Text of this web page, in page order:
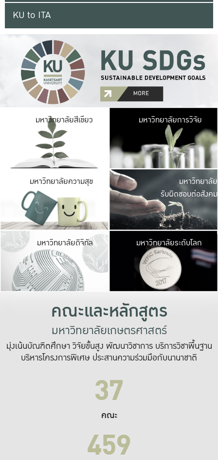
KU to ITA
มหาวิทยาลัยสีเขียว มหาวิ
มีพื้นที่เขียวสดใส
เป็นป่าในเมือง เกษต
มหาวิทยาลัยการวิจัย
มหาวิทยาลัยความสุข มหาวิ
ค
เปิดประ
และพบเรื่องราวใ
มหาวิทยาลัย
รับผิดชอบต่อสังคม
มหาวิทยาลัยดิจิทัล มหาวิ
เปลี่ยนแปลง แล
เพื่อทำง
ระบบสารสนเทศ
มหาวิทยาลัยระดับโลก
คณะและหลักสูตร
มหาวิทยาลัยเกษตรศาสตร์
มุ่งเน้นบัณฑิตศึกษา วิจัยขั้นสูง พัฒนาวิชาการ บริการวิชาพื้นฐาน
บริหารโครงการพิเศษ ประสานความร่วมมือกับนานาชาติ
37
คณะ
459